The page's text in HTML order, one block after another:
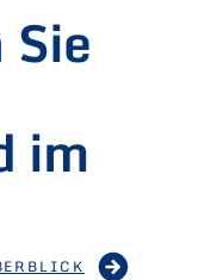
im